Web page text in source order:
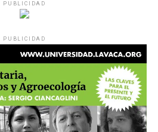
PUBLICIDAD
PUBLICIDAD